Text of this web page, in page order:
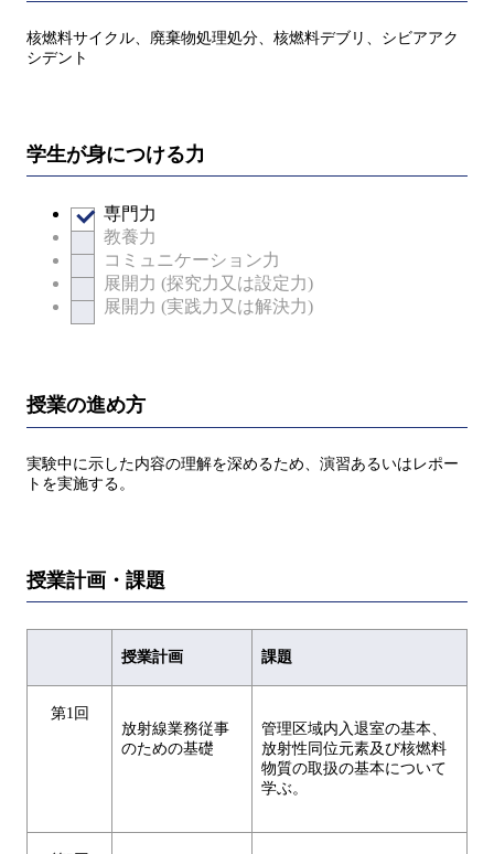
核燃料サイクル、廃棄物処理処分、核燃料デブリ、シビアアク
シデント
学生が身につける力
専門力
教養力
コミュニケーション力
展開力 (探究力又は設定力)
展開力 (実践力又は解決力)
授業の進め方
実験中に示した内容の理解を深めるため、演習あるいはレポー
トを実施する。
授業計画・課題
授業計画 課題
第1回
放射線業務従事
のための基礎
管理区域内入退室の基本、
放射性同位元素及び核燃料
物質の取扱の基本について
学ぶ。